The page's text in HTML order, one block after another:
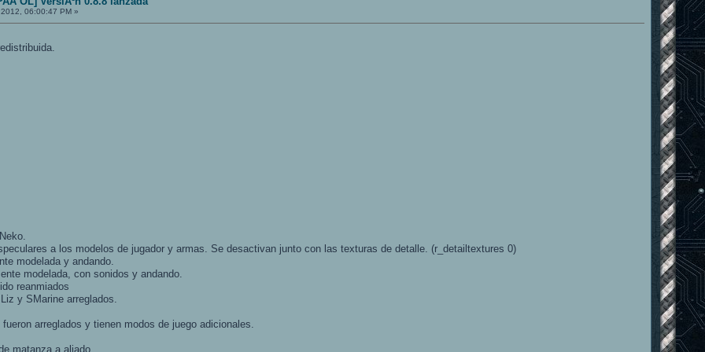
06:00:47 PM »
Neko.
a los modelos de jugador y armas. Se desactivan junto con las texturas de detalle. (r_detailtextures 0)
modelada y andando.
modelada, con sonidos y andando.
reanmiados
y SMarine arreglados.
arreglados y tienen modos de juego adicionales.
matanza a aliado.